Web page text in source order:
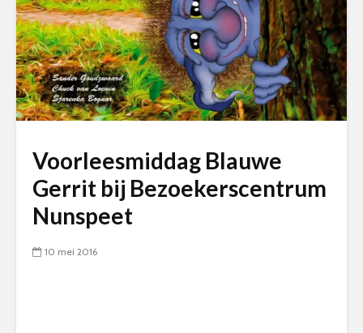
Voorleesmiddag Blauwe
Gerrit bij Bezoekerscentrum
Nunspeet
10 mei 2016